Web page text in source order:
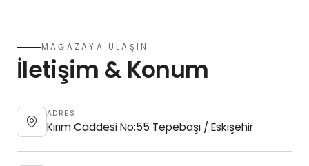
MAĞAZAYA ULAŞIN
İletişim & Konum
ADRES
Kırım Caddesi No:55 Tepebaşı / Eskişehir